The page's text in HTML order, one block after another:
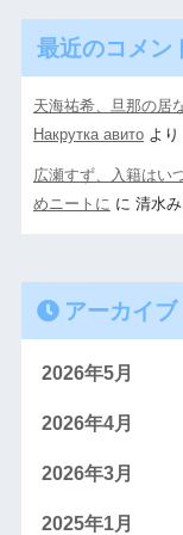
最近のコメン
天海祐希、旦那の居
Накрутка авитоより
広瀬すず、入籍はい
めニートに に 清水
アーカイブ
2026年5月
2026年4月
2026年3月
2025年1月